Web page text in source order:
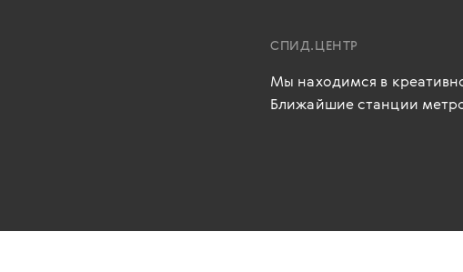
СПИД.ЦЕНТР
Мы находимся в
Ближайшие станции